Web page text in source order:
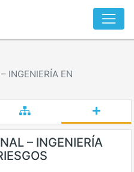
INGENIERÍA EN
– INGENIERÍA